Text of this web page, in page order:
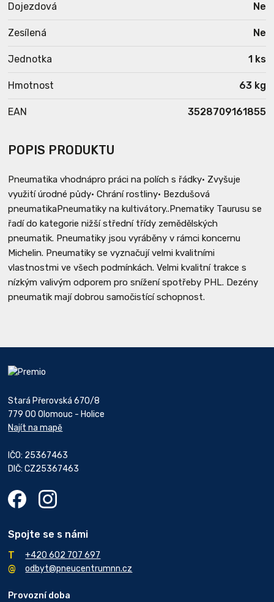
Dojezdová Ne
Zesílená Ne
Jednotka 1 ks
Hmotnost 63 kg
EAN 3528709161855
POPIS PRODUKTU
Pneumatika vhodnápro práci na polích s řádky• Zvyšuje
využití úrodné půdy• Chrání rostliny• Bezdušová
pneumatikaPneumatiky na kultivátory..Pnematiky Taurusu se
řadí do kategorie nižší střední třídy zemědělských
pneumatik. Pneumatiky jsou vyráběny v rámci koncernu
Michelin. Pneumatiky se vyznačují velmi kvalitními
vlastnostmi ve všech podmínkách. Velmi kvalitní trakce s
nízkým valivým odporem pro snížení spotřeby PHL. Dezény
pneumatik mají dobrou samočistící schopnost.
Stará Přerovská 670/8
779 00 Olomouc - Holice
Najít na mapě
IČO: 25367463
DIČ: CZ25367463
Spojte se s námi
+420 602 707 697
odbyt@pneucentrumnn.cz
Provozní doba